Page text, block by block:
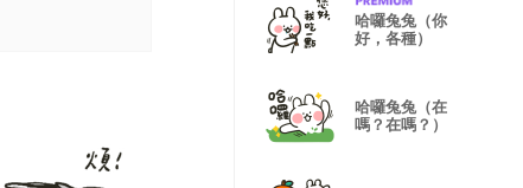
哈囉兔兔（你
好，各種）
哈囉兔兔（在
嗎？在嗎？）